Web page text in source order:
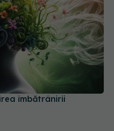
îmbătrânirii